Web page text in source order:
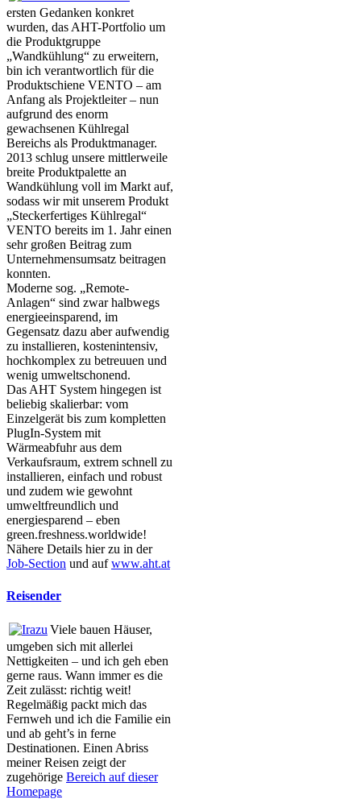
ersten Gedanken konkret
wurden, das AHT-Portfolio um
die Produktgruppe
„Wandkühlung“ zu erweitern,
bin ich verantwortlich für die
Produktschiene VENTO – am
Anfang als Projektleiter – nun
aufgrund des enorm
gewachsenen Kühlregal
Bereichs als Produktmanager.
2013 schlug unsere mittlerweile
breite Produktpalette an
Wandkühlung voll im Markt auf,
sodass wir mit unserem Produkt
„Steckerfertiges Kühlregal“
VENTO bereits im 1. Jahr einen
sehr großen Beitrag zum
Unternehmensumsatz beitragen
konnten.
Moderne sog. „Remote-
Anlagen“ sind zwar halbwegs
energieeinsparend, im
Gegensatz dazu aber aufwendig
zu installieren, kostenintensiv,
hochkomplex zu betreuuen und
wenig umweltschonend.
Das AHT System hingegen ist
beliebig skalierbar: vom
Einzelgerät bis zum kompletten
PlugIn-System mit
Wärmeabfuhr aus dem
Verkaufsraum, extrem schnell zu
installieren, einfach und robust
und zudem wie gewohnt
umweltfreundlich und
energiesparend – eben
green.freshness.worldwide!
Nähere Details hier zu in der
Job-Section und aufwww.aht.at
Reisender
Viele bauen Häuser,
umgeben sich mit allerlei
Nettigkeiten – und ich geh eben
gerne raus. Wann immer es die
Zeit zulässt: richtig weit!
Regelmäßig packt mich das
Fernweh und ich die Familie ein
und ab geht’s in ferne
Destinationen. Einen Abriss
meiner Reisen zeigt der
zugehörige Bereich auf dieser
Homepage